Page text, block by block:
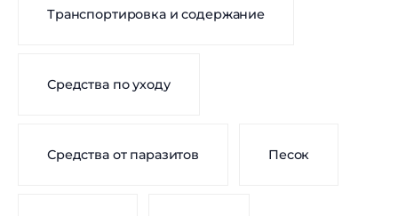
Транспортировка и содержание
Средства по уходу
Средства от паразитов Песок